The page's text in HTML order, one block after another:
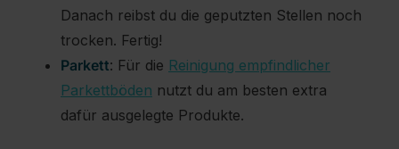
Danach reibst du die geputzten Stellen noch
trocken. Fertig!
Parkett: Für die Reinigung empfindlicher
Parkettböden nutzt du am besten extra
dafür ausgelegte Produkte.